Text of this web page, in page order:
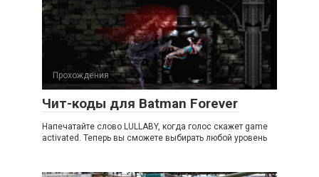
Прохождения
Чит-коды для Batman Forever
Напечатайте слово LULLABY, когда голос скажет game
activated. Теперь вы сможете выбирать любой уровень